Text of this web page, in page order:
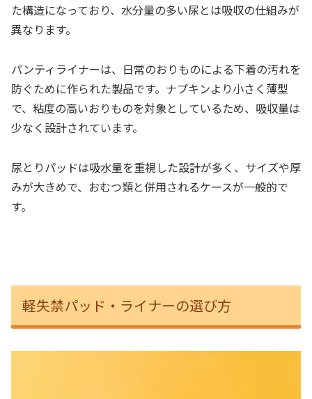
た構造になっており、水分量の多い尿とは吸収の仕組みが
異なります。
パンティライナーは、日常のおりものによる下着の汚れを
防ぐために作られた製品です。ナプキンより小さく薄型
で、粘度の高いおりものを対象としているため、吸収量は
少なく設計されています。
尿とりパッドは吸水量を重視した設計が多く、サイズや厚
みが大きめで、おむつ類と併用されるケースが一般的で
す。
軽失禁パッド・ライナーの選び方